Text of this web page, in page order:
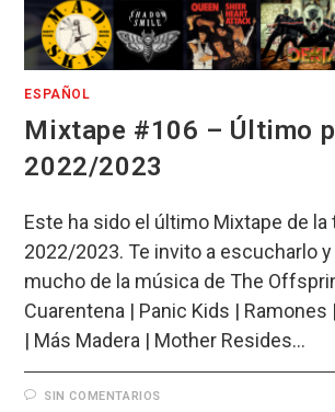
ESPAÑOL
Mixtape #106 – Último
2022/2023
Este ha sido el último Mixtape de la
2022/2023. Te invito a escucharlo
mucho de la música de The
Cuarentena | Panic Kids |
| Más Madera | Mother Resides…
SIN COMENTARIOS